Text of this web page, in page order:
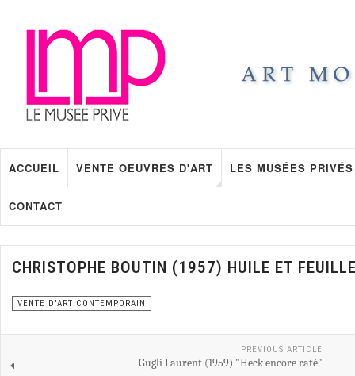
ACCUEIL VENTE OEUVRES D'ART LES MUSÉES PRIVÉS
CONTACT
CHRISTOPHE BOUTIN (1957) HUILE ET
VENTE D'ART CONTEMPORAIN
PREVIOUS ARTICLE
Gugli Laurent (1959) "Heck encore raté"